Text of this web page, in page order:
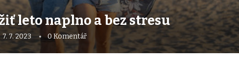
leto naplno a bez stresu
7. 7. 2023 0 Komentář